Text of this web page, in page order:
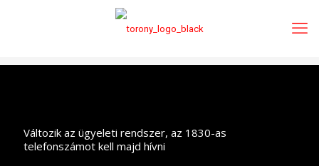
Változik az ügyeleti rendszer, az 1830-as
telefonszámot kell majd hívni